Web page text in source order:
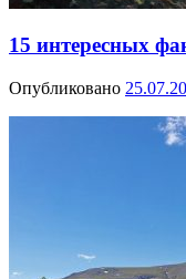
15 интересных
Опубликовано